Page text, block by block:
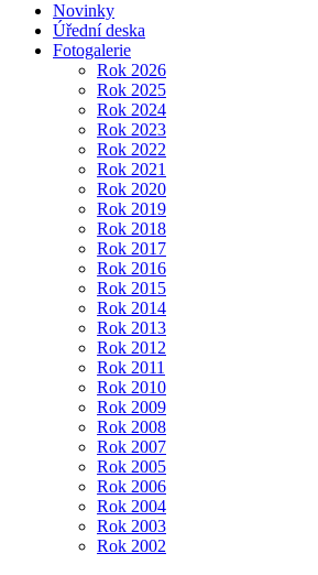
Novinky
Úřední deska
Fotogalerie
Rok 2026
Rok 2025
Rok 2024
Rok 2023
Rok 2022
Rok 2021
Rok 2020
Rok 2019
Rok 2018
Rok 2017
Rok 2016
Rok 2015
Rok 2014
Rok 2013
Rok 2012
Rok 2011
Rok 2010
Rok 2009
Rok 2008
Rok 2007
Rok 2005
Rok 2006
Rok 2004
Rok 2003
Rok 2002